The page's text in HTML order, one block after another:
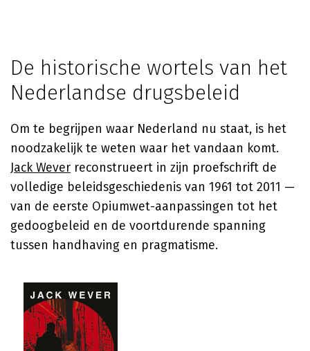
De historische wortels van het
Nederlandse drugsbeleid
Om te begrijpen waar Nederland nu staat, is het
noodzakelijk te weten waar het vandaan komt.
Jack Wever reconstrueert in zijn proefschrift de
volledige beleidsgeschiedenis van 1961 tot 2011 —
van de eerste Opiumwet-aanpassingen tot het
gedoogbeleid en de voortdurende spanning
tussen handhaving en pragmatisme.